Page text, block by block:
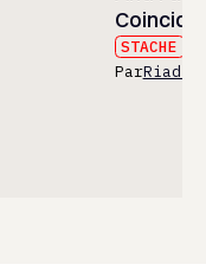
STACHE
ParRiad